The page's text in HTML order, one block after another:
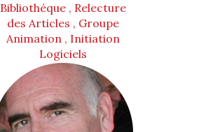
Bibliothéque , Relecture
des Articles , Groupe
Animation , Initiation
Logiciels